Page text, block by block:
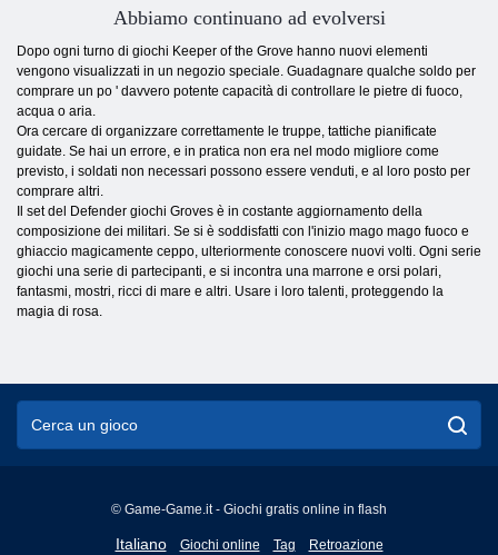
Abbiamo continuano ad evolversi
Dopo ogni turno di giochi Keeper of the Grove hanno nuovi elementi
vengono visualizzati in un negozio speciale. Guadagnare qualche soldo per
comprare un po ' davvero potente capacità di controllare le pietre di fuoco,
acqua o aria.
Ora cercare di organizzare correttamente le truppe, tattiche pianificate
guidate. Se hai un errore, e in pratica non era nel modo migliore come
previsto, i soldati non necessari possono essere venduti, e al loro posto per
comprare altri.
Il set del Defender giochi Groves è in costante aggiornamento della
composizione dei militari. Se si è soddisfatti con l'inizio mago mago fuoco e
ghiaccio magicamente ceppo, ulteriormente conoscere nuovi volti. Ogni serie
giochi una serie di partecipanti, e si incontra una marrone e orsi polari,
fantasmi, mostri, ricci di mare e altri. Usare i loro talenti, proteggendo la
magia di rosa.
© Game-Game.it - Giochi gratis online in flash
Italiano
English
Giochi online Tag Retroazione